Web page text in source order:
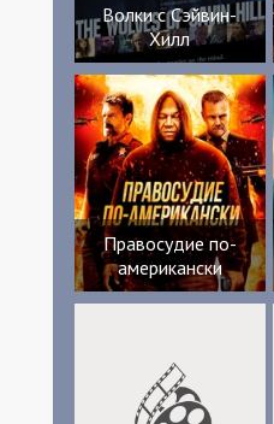
Волки с Сэйвин-
Хилл
Правосудие по-
американски